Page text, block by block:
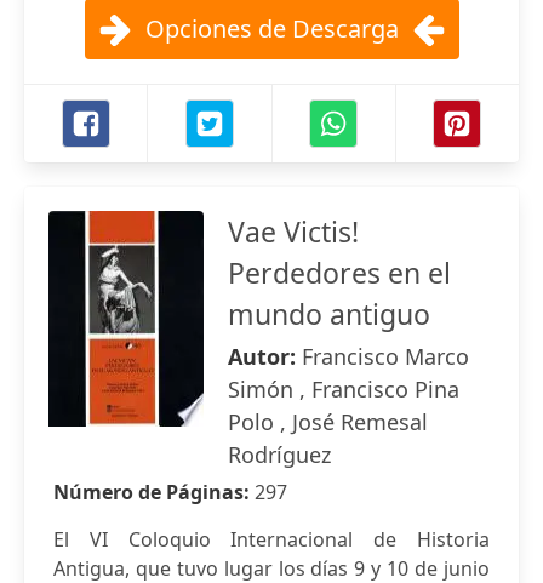
Opciones de Descarga
Vae Victis!
Perdedores en el
mundo antiguo
Autor: Francisco Marco
Simón , Francisco Pina
Polo , José Remesal
Rodríguez
Número de Páginas: 297
El VI Coloquio Internacional de Historia
Antigua, que tuvo lugar los días 9 y 10 de junio